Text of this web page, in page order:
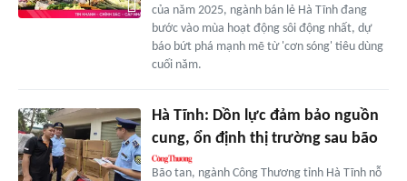
của năm 2025, ngành bán lẻ Hà Tĩnh đang
bước vào mùa hoạt động sôi động nhất, dự
báo bứt phá mạnh mẽ từ 'cơn sóng' tiêu dùng
cuối năm.
Hà Tĩnh: Dồn lực đảm bảo nguồn
cung, ổn định thị trường sau bão
Bão tan, ngành Công Thương tỉnh Hà Tĩnh nỗ